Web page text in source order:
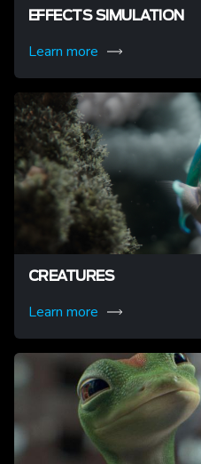
EFFECTS SIMULATION
Learn more
CREATURES
Learn more